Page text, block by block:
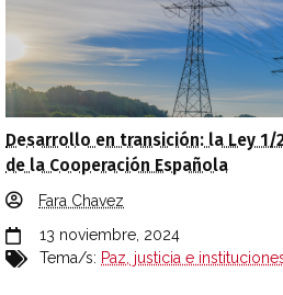
Desarrollo en transición: la Ley 1/
de la Cooperación Española
Fara Chavez
13 noviembre, 2024
Tema/s: Paz, justicia e